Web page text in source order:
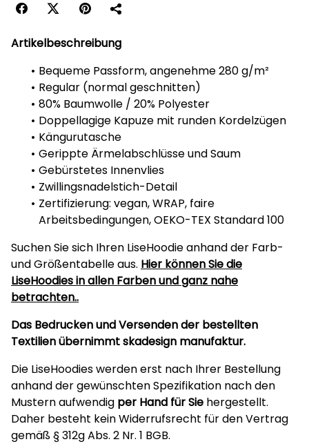
Artikelbeschreibung
Bequeme Passform, angenehme 280 g/m²
Regular (normal geschnitten)
80% Baumwolle / 20% Polyester
Doppellagige Kapuze mit runden Kordelzügen
Kängurutasche
Gerippte Ärmelabschlüsse und Saum
Gebürstetes Innenvlies
Zwillingsnadelstich-Detail
Zertifizierung: vegan, WRAP, faire
Arbeitsbedingungen, OEKO-TEX Standard 100
Suchen Sie sich Ihren LiseHoodie anhand der Farb-
und Größentabelle aus. Hier können Sie die
LiseHoodies in allen Farben und ganz nahe
betrachten..
Das Bedrucken und Versenden der bestellten
Textilien übernimmt skadesign manufaktur.
Die LiseHoodies werden erst nach Ihrer Bestellung
anhand der gewünschten Spezifikation nach den
Mustern aufwendig per Hand für Sie hergestellt.
Daher besteht kein Widerrufsrecht für den Vertrag
gemäß § 312g Abs. 2 Nr. 1 BGB.